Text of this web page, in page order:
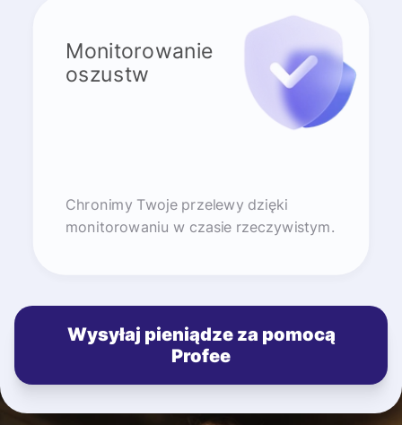
Monitorowanie
oszustw
Chronimy Twoje przelewy dzięki
monitorowaniu w czasie rzeczywistym.
Wysyłaj pieniądze za pomocą
Profee